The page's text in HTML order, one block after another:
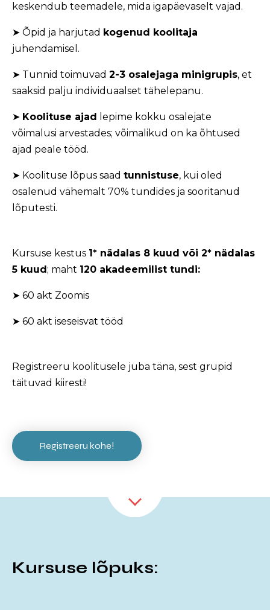
keskendub teemadele, mida igapäevaselt vajad.
➤ Õpid ja harjutad kogenud koolitaja
juhendamisel.
➤ Tunnid toimuvad 2-3 osalejaga minigrupis, et
saaksid palju individuaalset tähelepanu.
➤ Koolituse ajad lepime kokku osalejate
võimalusi arvestades; võimalikud on ka õhtused
ajad peale tööd.
➤ Koolituse lõpus saad tunnistuse, kui oled
osalenud vähemalt 70% tundides ja sooritanud
lõputesti.
Kursuse kestus 1* nädalas 8 kuud või 2* nädalas
5 kuud; maht 120 akadeemilist tundi:
➤ 60 akt Zoomis
➤ 60 akt iseseisvat tööd
Registreeru koolitusele juba täna, sest grupid
täituvad kiiresti!
Registreeru kohe!
Kursuse lõpuks: